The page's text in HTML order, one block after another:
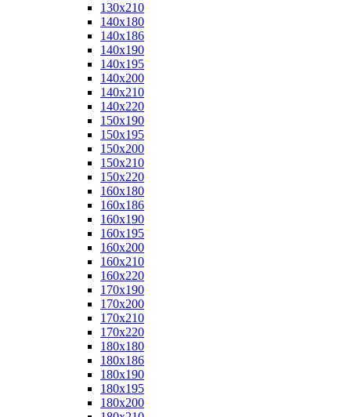
130x210
140x180
140x186
140x190
140x195
140x200
140x210
140x220
150x190
150x195
150x200
150x210
150x220
160x180
160x186
160x190
160x195
160x200
160x210
160x220
170x190
170x200
170x210
170x220
180x180
180x186
180x190
180x195
180x200